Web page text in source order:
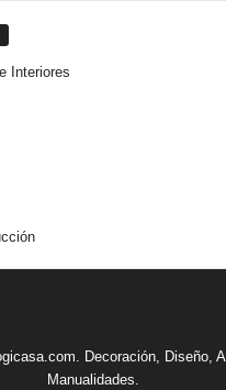
Interiores
Decoración, Diseño,
Manualidades.